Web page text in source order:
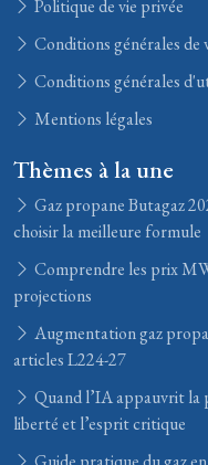
Politique de vie privée
Conditions générales de
Conditions générales
Mentions légales
Thèmes à la une
Gaz propane Butagaz
choisir la meilleure formule
Comprendre les prix
projections
Augmentation gaz
articles L224-27
Quand l’IA appauvrit la
liberté et l’esprit critique